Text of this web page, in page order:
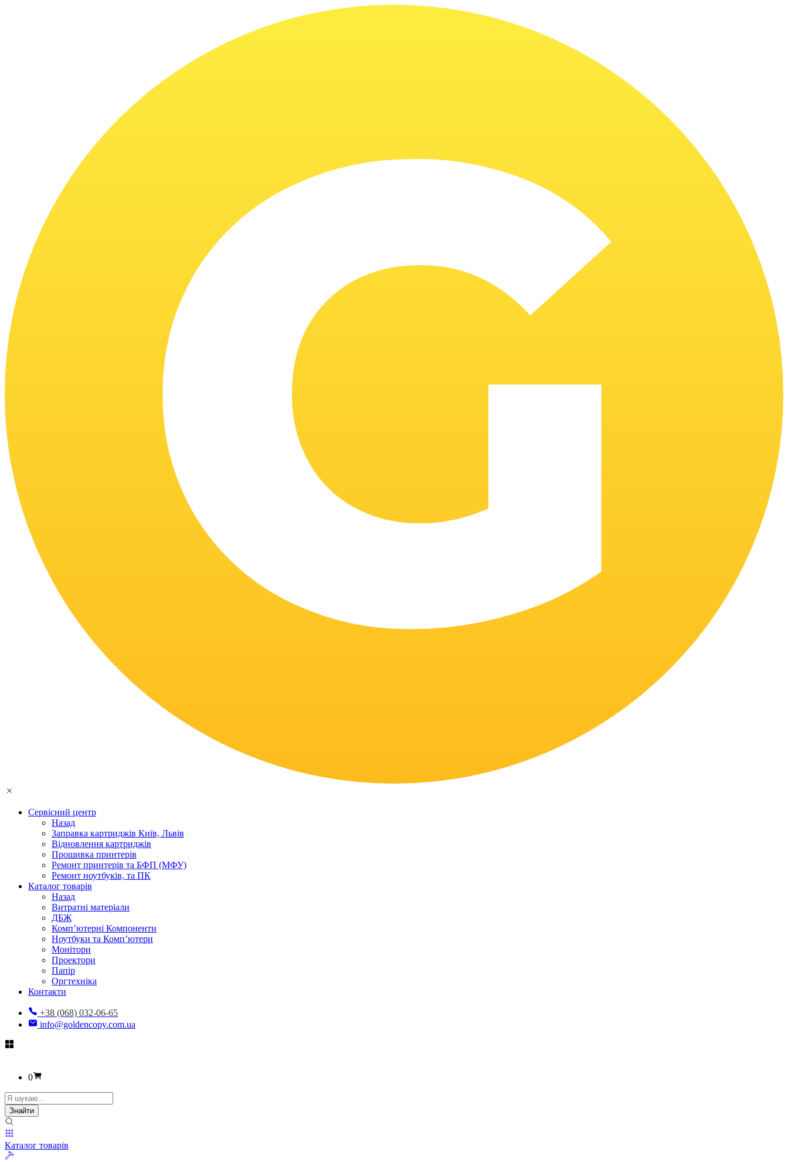
Сервісний центр
Назад
Заправка картриджів Київ, Львів
Відновлення картриджів
Прошивка принтерів
Ремонт принтерів та БФП (МФУ)
Ремонт ноутбуків, та ПК
Каталог товарів
Назад
Витратні матеріали
ДБЖ
Комп’ютерні Компоненти
Ноутбуки та Комп’ютери
Монітори
Проектори
Папір
Оргтехніка
Контакти
+38 (068) 032-06-65
info@goldencopy.com.ua
0
Пошук
товарів
Знайти
Каталог товарів